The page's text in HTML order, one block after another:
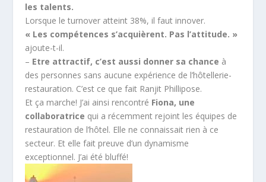
les talents.
Lorsque le turnover atteint 38%, il faut innover.
« Les compétences s’acquièrent. Pas l’attitude. »
ajoute-t-il.
– Etre attractif, c’est aussi donner sa chance à
des personnes sans aucune expérience de l’hôtellerie-
restauration. C’est ce que fait Ranjit Phillipose.
Et ça marche! J’ai ainsi rencontré Fiona, une
collaboratrice qui a récemment rejoint les équipes de
restauration de l’hôtel. Elle ne connaissait rien à ce
secteur. Et elle fait preuve d’un dynamisme
exceptionnel. J’ai été bluffé!